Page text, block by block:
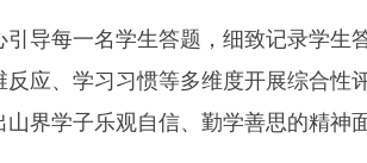
导每一名学生答题，细致记录学生
应、学习习惯等多维度开展综合性
界学子乐观自信、勤学善思的精神面